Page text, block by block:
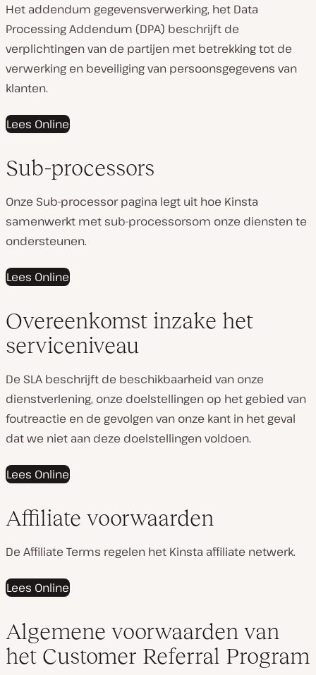
Het addendum gegevensverwerking, het Data
Processing Addendum (DPA) beschrijft de
verplichtingen van de partijen met betrekking tot de
verwerking en beveiliging van persoonsgegevens van
klanten.
Lees Online
Sub-processors
Onze Sub-processor pagina legt uit hoe Kinsta
samenwerkt met sub-processorsom onze diensten te
ondersteunen.
Lees Online
Overeenkomst inzake het
serviceniveau
De SLA beschrijft de beschikbaarheid van onze
dienstverlening, onze doelstellingen op het gebied van
foutreactie en de gevolgen van onze kant in het geval
dat we niet aan deze doelstellingen voldoen.
Lees Online
Affiliate voorwaarden
De Affiliate Terms regelen het Kinsta affiliate netwerk.
Lees Online
Algemene voorwaarden van
het Customer Referral Program